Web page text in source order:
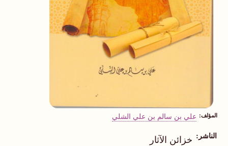
المؤلف علي بن سالم بن علي الشلي
الناشر خزائن الآثار